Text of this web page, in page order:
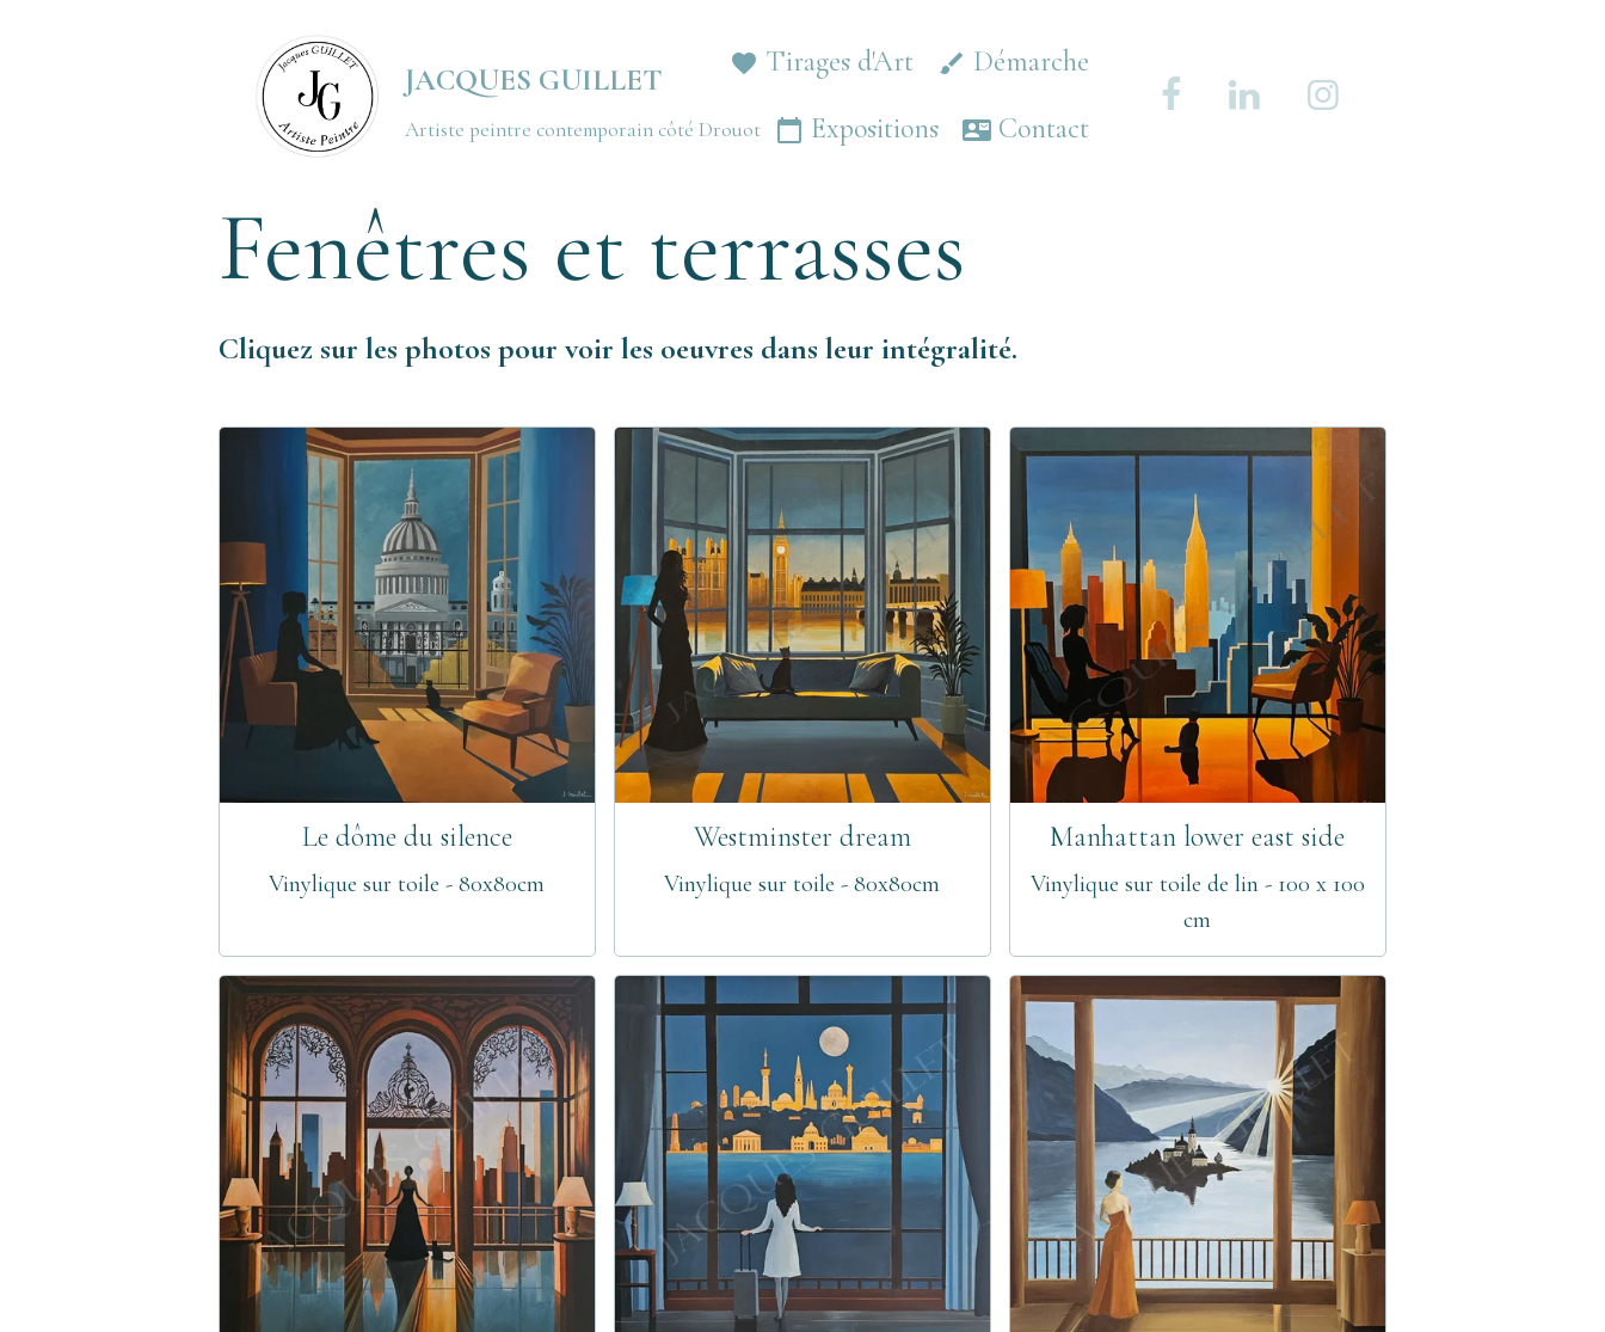
JACQUES GUILLET
Artiste peintre contemporain côté Drouot
Tirages d'Art
Démarche
Expositions
Contact
Fenêtres et terrasses
Cliquez sur les photos pour voir les oeuvres dans leur intégralité.
Le dôme du silence
Vinylique sur toile - 80x80cm
Westminster dream
Vinylique sur toile - 80x80cm
Manhattan lower east side
Vinylique sur toile de lin - 100 x 100
cm